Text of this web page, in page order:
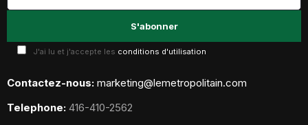
J'ai lu et j'accepte les conditions d'utilisation
Contactez-nous: marketing@lemetropolitain.com
Telephone: 416-410-2562